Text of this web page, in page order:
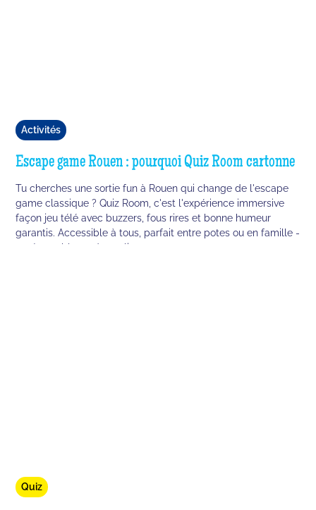
Activités
Escape game Rouen : pourquoi Quiz Room cartonne
Tu cherches une sortie fun à Rouen qui change de l'escape
game classique ? Quiz Room, c'est l'expérience immersive
façon jeu télé avec buzzers, fous rires et bonne humeur
garantis. Accessible à tous, parfait entre potes ou en famille -
et réservable en deux clics.
Quiz